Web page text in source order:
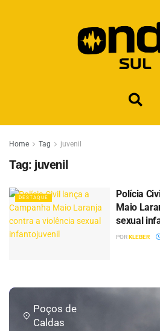
Home Tag juvenil
Tag: juvenil
DESTAQUE
Polícia
Maio
sexual
PORKLEBER
Poços de
Caldas